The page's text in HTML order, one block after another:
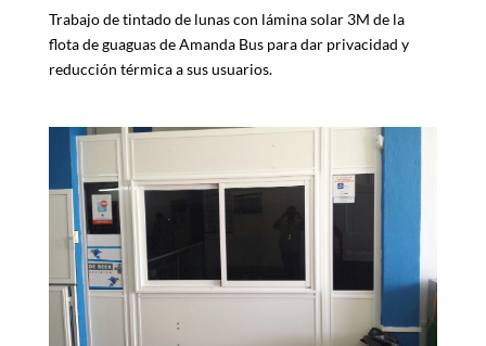
Trabajo de tintado de lunas con lámina solar 3M de la
flota de guaguas de Amanda Bus para dar privacidad y
reducción térmica a sus usuarios.